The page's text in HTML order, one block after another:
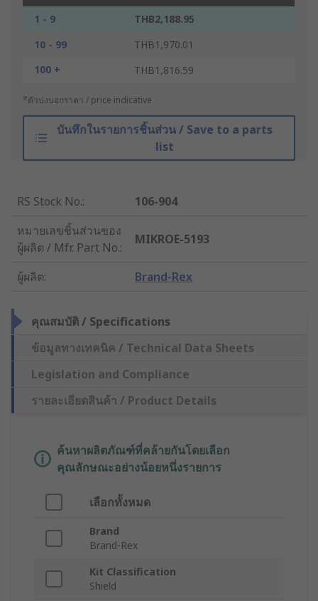
1 - 9
THB2,188.95
10 - 99
THB1,970.01
100 +
THB1,816.59
*ตัวบ่งบอกราคา / price indicative
บันทึกในรายการชิ้นส่วน / Save to a parts
list
RS Stock No.:
106-904
หมายเลขชิ้นส่วนของ
ผู้ผลิต / Mfr. Part No.:
MIKROE-5193
ผู้ผลิต: Brand-Rex
คุณสมบัติ / Specifications
ข้อมูลทางเทคนิค / Technical Data Sheets
Legislation and Compliance
รายละเอียดสินค้า / Product Details
ค้นหาผลิตภัณฑ์ที่คล้ายกันโดยเลือก
คุณลักษณะอย่างน้อยหนึ่งรายการ
เลือกทั้งหมด
Brand
Brand-Rex
Kit Classification
Shield